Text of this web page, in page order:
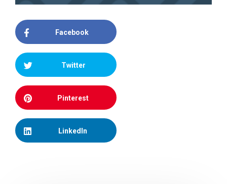
Facebook
Twitter
Pinterest
LinkedIn